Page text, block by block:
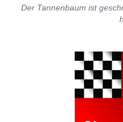
Der Tannenbaum ist